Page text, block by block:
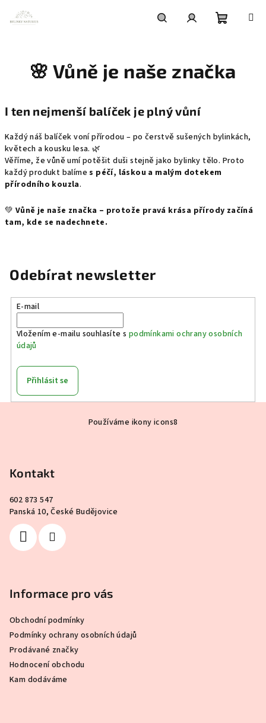
košík
🌸 Vůně je naše značka
I ten nejmenší balíček je plný vůní
Každý náš balíček voní přírodou – po čerstvě sušených bylinkách,
květech a kousku lesa. 🌿
Věříme, že vůně umí potěšit duši stejně jako bylinky tělo. Proto
každý produkt balímes péčí, láskou a malým dotekem
přírodního kouzla.
💚 Vůně je naše značka – protože pravá krása přírody začíná
tam, kde se nadechnete.
Odebírat newsletter
E-mail
Vložením e-mailu souhlasíte s podmínkami ochrany osobních
údajů
Přihlásit se
Používáme ikony icons8
Kontakt
602 873 547
Panská 10, České Budějovice
Informace pro vás
Obchodní podmínky
Podmínky ochrany osobních údajů
Prodávané značky
Hodnocení obchodu
Kam dodáváme